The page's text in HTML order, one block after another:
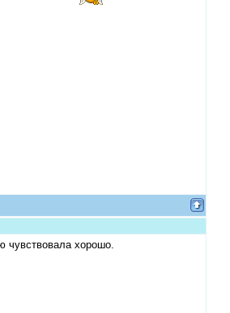
чувствовала хорошо.